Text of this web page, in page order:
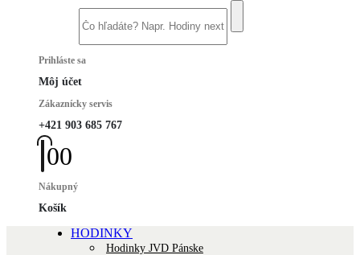
Prihláste sa
Môj účet
Zákaznícky servis
+421 903 685 767
00
Nákupný
Košík
HODINKY
Hodinky JVD Pánske